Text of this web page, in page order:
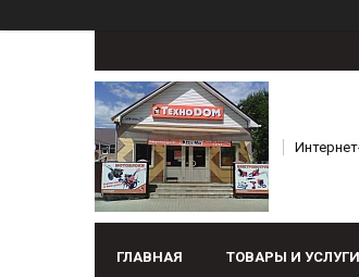
ГЛАВНАЯ ТОВАРЫ И УСЛУГИ